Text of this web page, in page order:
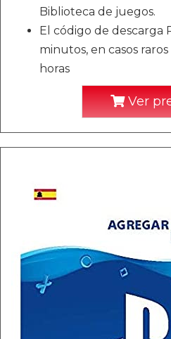
Biblioteca de juegos.
El código de descarga
minutos, en casos
horas
Ver